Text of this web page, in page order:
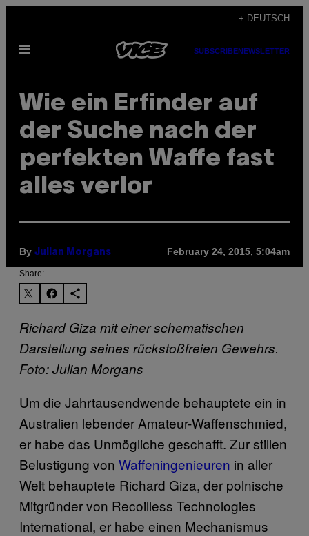
content
+ DEUTSCH
Open
SUBSCRIBENEWSLETTER
Wie ein Erfinder auf
der Suche nach der
perfekten Waffe fast
alles verlor
By Julian Morgans February 24, 2015, 5:04am
Share:
Richard Giza mit einer schematischen
Darstellung seines rückstoßfreien Gewehrs.
Foto: Julian Morgans
Um die Jahrtausendwende behauptete ein in
Australien lebender Amateur-Waffenschmied,
er habe das Unmögliche geschafft. Zur stillen
Belustigung von Waffeningenieuren in aller
Welt behauptete Richard Giza, der polnische
Mitgründer von Recoilless Technologies
International, er habe einen Mechanismus